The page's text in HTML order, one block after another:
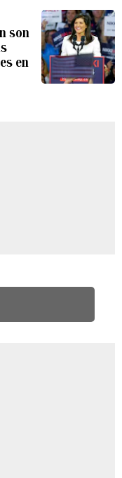
son
en